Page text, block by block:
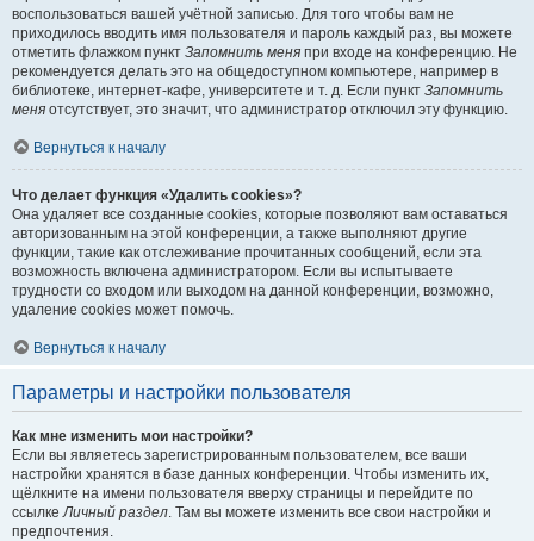
воспользоваться вашей учётной записью. Для того чтобы вам не
приходилось вводить имя пользователя и пароль каждый раз, вы можете
отметить флажком пункт Запомнить меня при входе на конференцию. Не
рекомендуется делать это на общедоступном компьютере, например в
библиотеке, интернет-кафе, университете и т. д. Если пункт Запомнить
меня отсутствует, это значит, что администратор отключил эту функцию.
Вернуться к началу
Что делает функция «Удалить cookies»?
Она удаляет все созданные cookies, которые позволяют вам оставаться
авторизованным на этой конференции, а также выполняют другие
функции, такие как отслеживание прочитанных сообщений, если эта
возможность включена администратором. Если вы испытываете
трудности со входом или выходом на данной конференции, возможно,
удаление cookies может помочь.
Вернуться к началу
Параметры и настройки пользователя
Как мне изменить мои настройки?
Если вы являетесь зарегистрированным пользователем, все ваши
настройки хранятся в базе данных конференции. Чтобы изменить их,
щёлкните на имени пользователя вверху страницы и перейдите по
ссылкеЛичный раздел. Там вы можете изменить все свои настройки и
предпочтения.